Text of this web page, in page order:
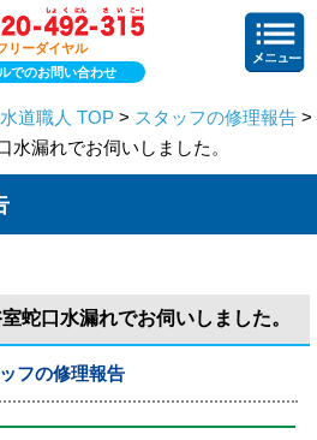
リーダイヤル
でのお問い合わせ
道職人 TOP > スタッフの修理報告 >
水漏れでお伺いしました。
蛇口水漏れでお伺いしました。
フの修理報告